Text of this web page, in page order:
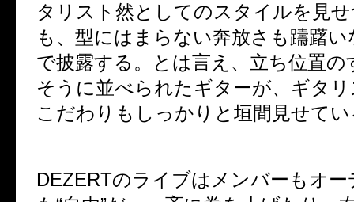
タリスト然としてのスタイルを見
も、型にはまらない奔放さも躊躇
で披露する。とは言え、立ち位置の
そうに並べられたギターが、ギタ
こだわりもしっかりと垣間見せて
DEZERTのライブはメンバーもオ